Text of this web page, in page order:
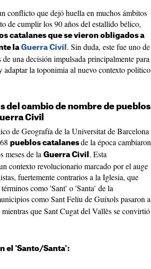
conflicto que dejó huella en muchos ámbitos
de cumplir los 90 años del estallido bélico,
catalanes que se vieron obligados a
la Guerra Civil . Sin duda, este fue uno de
una decisión impulsada principalmente para
adaptar la toponimia al nuevo contexto político
del cambio de nombre de pueblos
Civil
de Geografía de la Universitat de Barcelona
pueblos catalanes de la época cambiaron
meses de la Guerra Civil . Esta
contexto revolucionario marcado por el auge
fuertemente contrarios a la Iglesia, que
como 'Sant' o 'Santa' de la
como Sant Feliu de Guíxols pasaron a
que Sant Cugat del Vallès se convirtió
el 'Santo/Santa':